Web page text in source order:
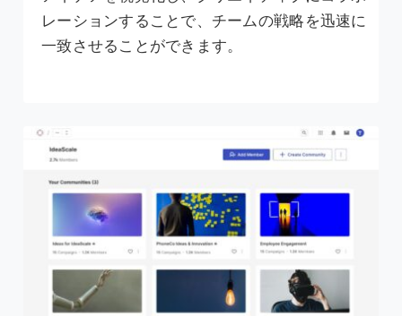
レーションすることで、チームの戦略を迅速に
一致させることができます。